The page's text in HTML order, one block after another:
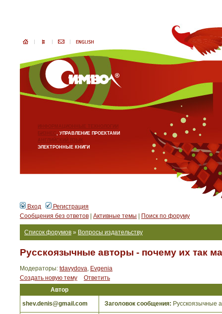
ИНФОРМАЦИОННЫЕ ТЕХНОЛОГИИ
БИЗНЕС, УПРАВЛЕНИЕ ПРОЕКТАМИ
АНГЛИЙСКИЙ ЯЗЫК
ЭЛЕКТРОННЫЕ КНИГИ
Вход
Регистрация
Сообщения без ответов
Активные темы Поиск по форуму
Список форумов » Вопросы издательству
Русскоязычные авторы - почему их так
Модераторы: tdavydova, Evgenia
Создать новую тему
Ответить
Автор
shev.denis@gmail.com
Заголовок сообщения: Русскоязычные